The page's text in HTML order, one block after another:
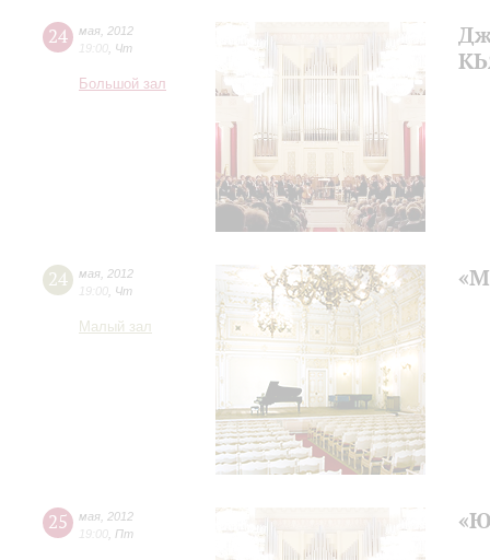
24 мая 2012
19:00 Чт
Большой зал
24 мая 2012
19:00 Чт
Малый зал
25 мая 2012
19:00 Пт